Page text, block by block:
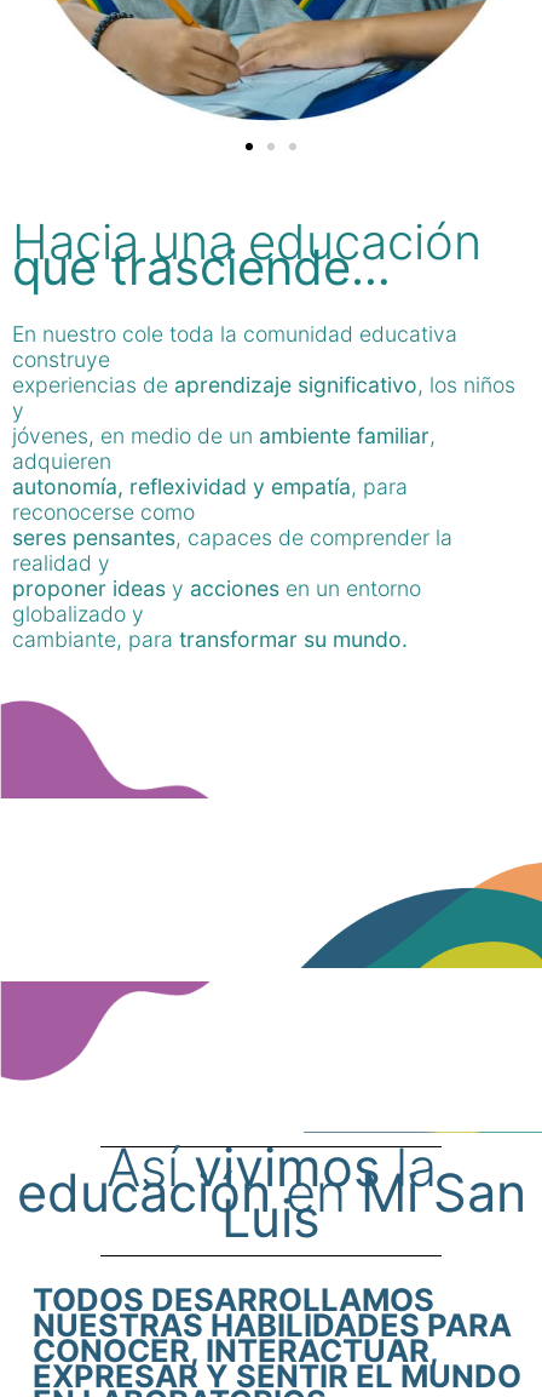
Hacia una educación
que trasciende…
En nuestro cole toda la comunidad educativa
construye
experiencias de aprendizaje significativo, los niños
y
jóvenes, en medio de un ambiente familiar,
adquieren
autonomía, reflexividad y empatía, para
reconocerse como
seres pensantes, capaces de comprender la
realidad y
proponer ideas y acciones en un entorno
globalizado y
cambiante, para transformar su mundo.
Asívivimosla
educaciónenMi San
Luis
TODOS DESARROLLAMOS
NUESTRAS HABILIDADES PARA
CONOCER, INTERACTUAR,
EXPRESAR Y SENTIR EL MUNDO